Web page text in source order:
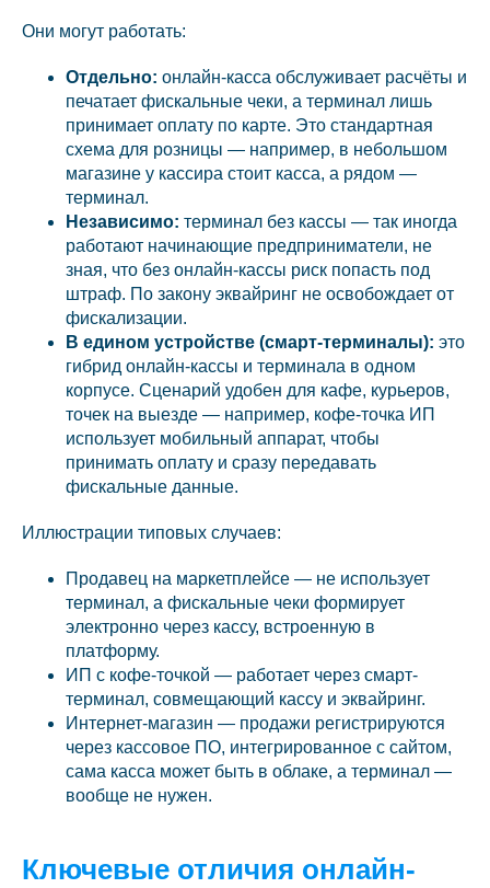
Они могут работать:
Отдельно: онлайн-касса обслуживает расчёты и
печатает фискальные чеки, а терминал лишь
принимает оплату по карте. Это стандартная
схема для розницы — например, в небольшом
магазине у кассира стоит касса, а рядом —
терминал.
Независимо: терминал без кассы — так иногда
работают начинающие предприниматели, не
зная, что без онлайн-кассы риск попасть под
штраф. По закону эквайринг не освобождает от
фискализации.
В едином устройстве (смарт-терминалы): это
гибрид онлайн-кассы и терминала в одном
корпусе. Сценарий удобен для кафе, курьеров,
точек на выезде — например, кофе-точка ИП
использует мобильный аппарат, чтобы
принимать оплату и сразу передавать
фискальные данные.
Иллюстрации типовых случаев:
Продавец на маркетплейсе — не использует
терминал, а фискальные чеки формирует
электронно через кассу, встроенную в
платформу.
ИП с кофе-точкой — работает через смарт-
терминал, совмещающий кассу и эквайринг.
Интернет-магазин — продажи регистрируются
через кассовое ПО, интегрированное с сайтом,
сама касса может быть в облаке, а терминал —
вообще не нужен.
Ключевые отличия онлайн-